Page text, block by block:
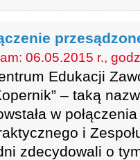
06.05.2015 r.,
Edukacji
– taką
w
i
zdecydowali o